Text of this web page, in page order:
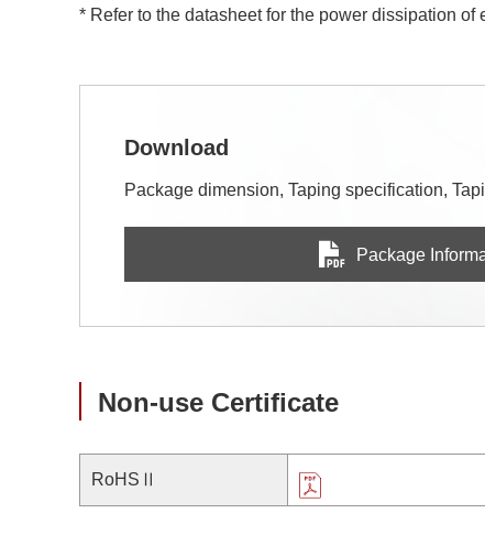
* Refer to the datasheet for the power dissipation of
Download
Package dimension, Taping specification,
Package
Non-use Certificate
RoHSⅡ